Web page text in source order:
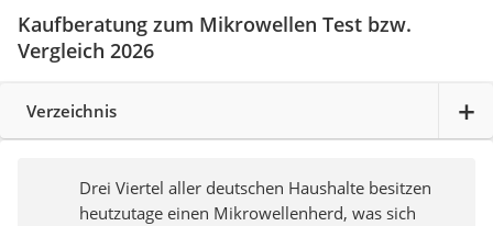
Kaufberatung zum Mikrowellen Test bzw.
Vergleich 2026
Verzeichnis
Drei Viertel aller deutschen Haushalte besitzen
heutzutage einen Mikrowellenherd, was sich